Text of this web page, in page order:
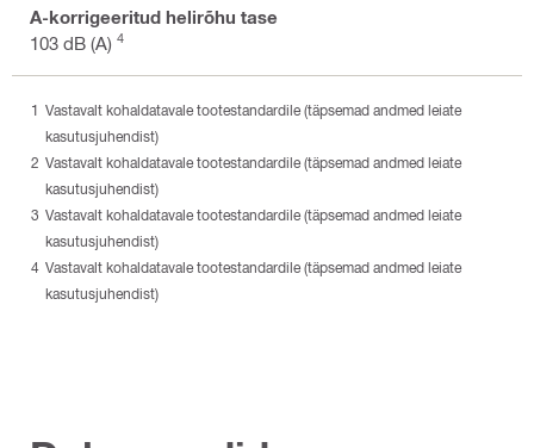
A-korrigeeritud helirõhu tase
103 dB (A) 4
Vastavalt kohaldatavale tootestandardile (täpsemad andmed leiate
kasutusjuhendist)
Vastavalt kohaldatavale tootestandardile (täpsemad andmed leiate
kasutusjuhendist)
Vastavalt kohaldatavale tootestandardile (täpsemad andmed leiate
kasutusjuhendist)
Vastavalt kohaldatavale tootestandardile (täpsemad andmed leiate
kasutusjuhendist)